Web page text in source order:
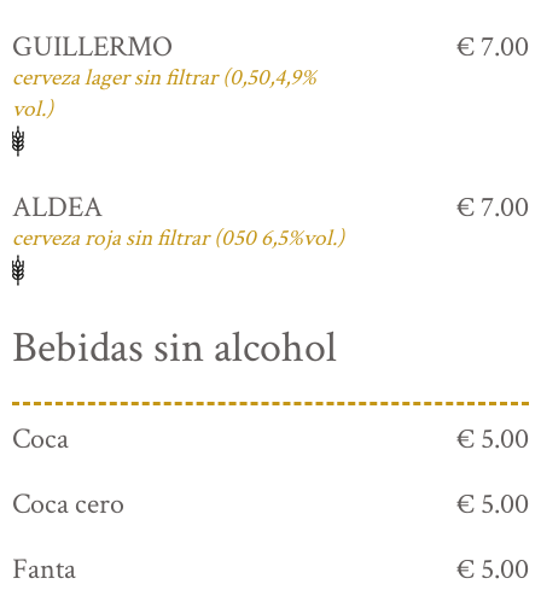
GUILLERMO
cerveza lager sin filtrar (0,50,4,9%
vol.)
€ 7.00
ALDEA
cerveza roja sin filtrar (050 6,5%vol.)
€ 7.00
Bebidas sin alcohol
Coca
€ 5.00
Coca cero
€ 5.00
Fanta
€ 5.00